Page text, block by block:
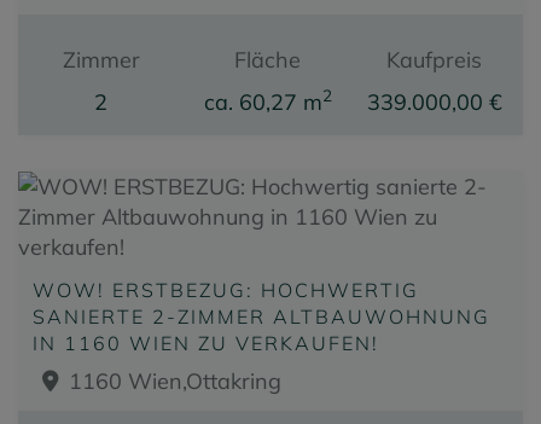
Zimmer
2
Fläche
ca. 60,27 m2
Kaufpreis
339.000,00 €
WOW! ERSTBEZUG: HOCHWERTIG
SANIERTE 2-ZIMMER ALTBAUWOHNUNG
IN 1160 WIEN ZU VERKAUFEN!
1160 Wien,Ottakring